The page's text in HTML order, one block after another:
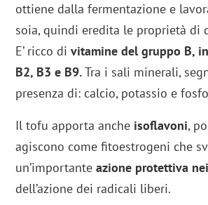
ottiene dalla fermentazione e
soia, quindi eredita le proprietà di
E’ ricco divitamine del gruppo B,
B2, B3 e B9.Tra i sali minerali,
presenza di: calcio, potassio e
Il tofu apporta anche isoflavoni,
agiscono come fitoestrogeni che
un’importante azione protettiva
dell’azione dei radicali liberi.